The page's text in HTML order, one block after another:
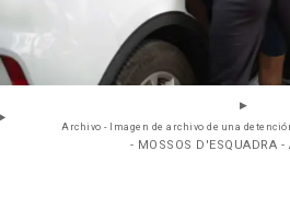
Archivo - Imagen de archivo de una
- MOSSOS D'ESQUADRA -